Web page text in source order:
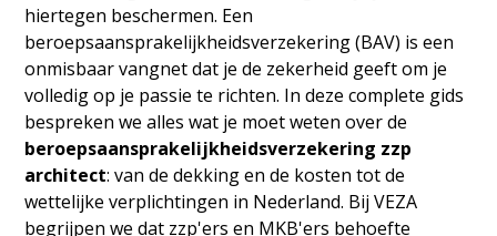
hiertegen beschermen. Een
beroepsaansprakelijkheidsverzekering (BAV) is een
onmisbaar vangnet dat je de zekerheid geeft om je
volledig op je passie te richten. In deze complete gids
bespreken we alles wat je moet weten over de
beroepsaansprakelijkheidsverzekering zzp
architect: van de dekking en de kosten tot de
wettelijke verplichtingen in Nederland. Bij VEZA
begrijpen we dat zzp'ers en MKB'ers behoefte